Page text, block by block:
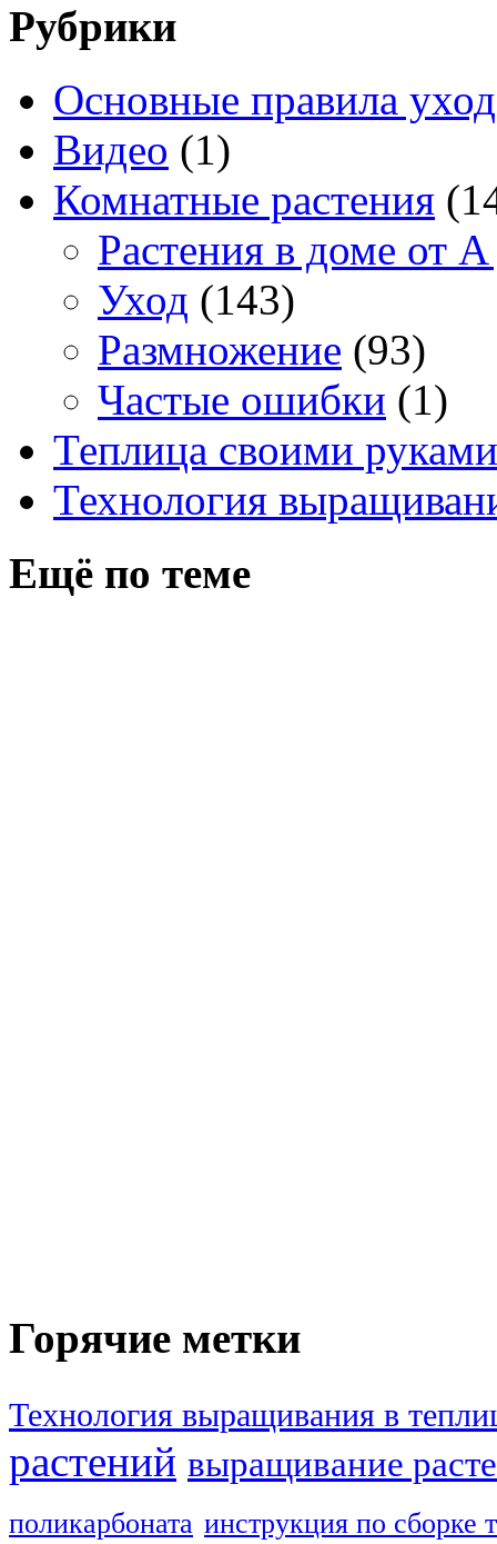
Рубрики
Основные правила
Видео (1)
Комнатные растения
Растения в доме от
Уход (143)
Размножение (93)
Частые ошибки (1)
Теплица своими руками
Технология
Ещё по теме
Горячие метки
Технология выращивания в
растений выращивание
поликарбоната инструкция по сборке